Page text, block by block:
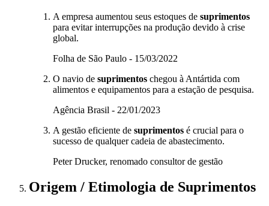
A empresa aumentou seus estoques de suprimentos
para evitar interrupções na produção devido à crise
global.
Folha de São Paulo - 15/03/2022
O navio de suprimentos chegou à Antártida com
alimentos e equipamentos para a estação de pesquisa.
Agência Brasil - 22/01/2023
A gestão eficiente de suprimentos é crucial para o
sucesso de qualquer cadeia de abastecimento.
Peter Drucker, renomado consultor de gestão
Origem / Etimologia de Suprimentos